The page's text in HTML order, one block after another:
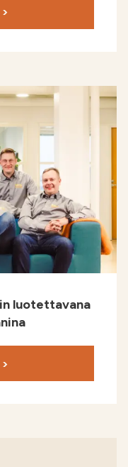
luotettavana